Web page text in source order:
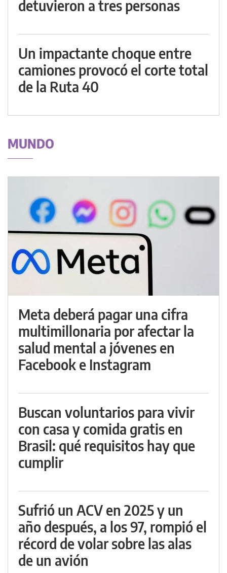
detuvieron a tres personas
Un impactante choque entre
camiones provocó el corte total
de la Ruta 40
MUNDO
Meta deberá pagar una cifra
multimillonaria por afectar la
salud mental a jóvenes en
Facebook e Instagram
Buscan voluntarios para vivir
con casa y comida gratis en
Brasil: qué requisitos hay que
cumplir
Sufrió un ACV en 2025 y un
año después, a los 97, rompió el
récord de volar sobre las alas
de un avión